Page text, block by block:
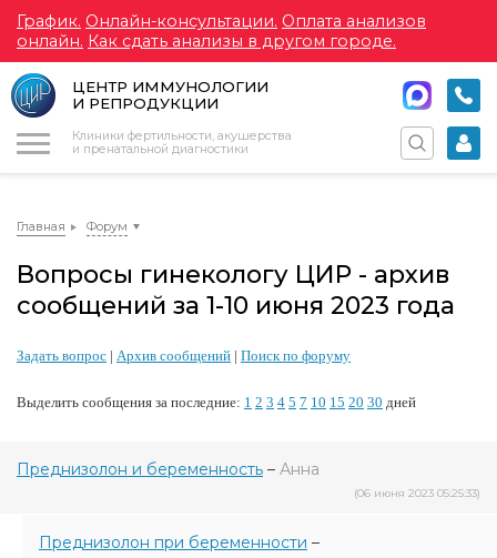
График. Онлайн-консультации. Оплата анализов
онлайн. Как сдать анализы в другом городе.
ЦЕНТР ИММУНОЛОГИИ
И РЕПРОДУКЦИИ
Клиники фертильности, акушерства
и пренатальной диагностики
Главная Форум
Вопросы гинекологу ЦИР - архив
сообщений за 1-10 июня 2023 года
Задать вопрос | Архив сообщений | Поиск по форуму
Выделить сообщения за последние: 1 2 3 4 5 7 10 15 20 30 дней
Преднизолон и беременность – Анна
(06 июня 2023 05:25:33)
Преднизолон при беременности –